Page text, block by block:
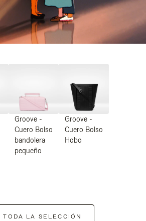
Groove -
Cuero Bolso
bandolera
pequeño
Groove -
Cuero Bolso
Hobo
TODA LA SELECCIÓN